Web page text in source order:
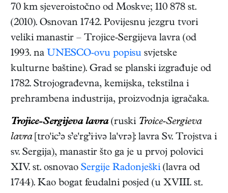
70 km sjeveroistočno od Moskve; 110 878 st.
(2010). Osnovan 1742. Povijesnu jezgru tvori
veliki manastir – Trojice‑Sergijeva lavra (od
1993. na UNESCO-ovu popisu svjetske
kulturne baštine). Grad se planski izgrađuje od
1782. Strojograđevna, kemijska, tekstilna i
prehrambena industrija, proizvodnja igračaka.
Trojice-Sergijeva lavra(ruski Troice‑Sergieva
lavra[tro'ic’ə s’e'rg’i·ivə la'vrə]: lavra Sv. Trojstva i
sv. Sergija), manastir što ga je u prvoj polovici
XIV. st. osnovao Sergije Radonješki (lavra od
1744). Kao bogat feudalni posjed (u XVIII. st.